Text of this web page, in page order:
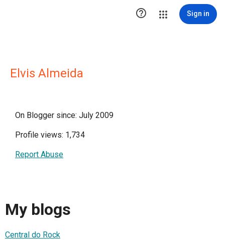
 Sign in
Elvis Almeida
On Blogger since: July 2009
Profile views: 1,734
Report Abuse
My blogs
Central do Rock